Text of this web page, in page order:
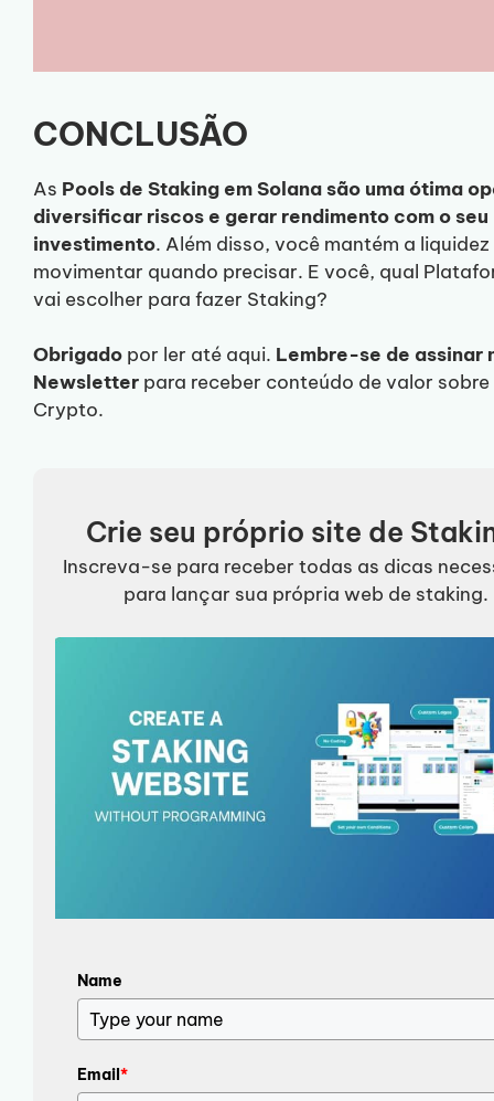
CONCLUSÃO
As Pools de Staking em Solana são uma ótima
diversificar riscos e gerar rendimento com o seu
investimento. Além disso, você mantém a
movimentar quando precisar. E você, qual
vai escolher para fazer Staking?
Obrigado por ler até aqui. Lembre-se de assinar
Newsletter para receber conteúdo de valor sobre
Crypto.
Crie seu próprio site de
Inscreva-se para receber todas as dicas
para lançar sua própria web de staking.
Name
Email*